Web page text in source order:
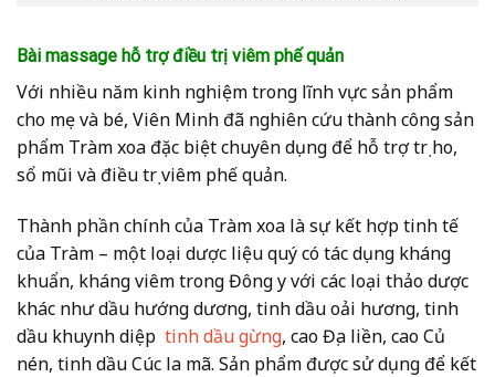
Bài massage hỗ trợ điều trị viêm phế quản
Với nhiều năm kinh nghiệm trong lĩnh vực sản phẩm
cho mẹ và bé, Viên Minh đã nghiên cứu thành công sản
phẩm Tràm xoa đặc biệt chuyên dụng để hỗ trợ trị ho,
sổ mũi và điều trị viêm phế quản.
Thành phần chính của Tràm xoa là sự kết hợp tinh tế
của Tràm – một loại dược liệu quý có tác dụng kháng
khuẩn, kháng viêm trong Đông y với các loại thảo dược
khác như dầu hướng dương, tinh dầu oải hương, tinh
dầu khuynh diệp tinh dầu gừng, cao Địa liền, cao Củ
nén, tinh dầu Cúc la mã. Sản phẩm được sử dụng để kết